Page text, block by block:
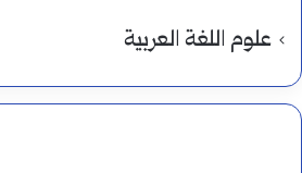
علوم اللغة العربية